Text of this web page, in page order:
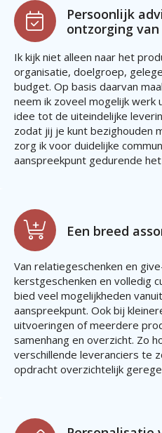
Persoonlijk
ontzorging
Ik kijk niet alleen naar het
organisatie, doelgroep,
budget. Op basis daarvan
neem ik zoveel mogelijk werk
idee tot de uiteindelijke
zodat jij je kunt bezighouden
zorg ik voor duidelijke
aanspreekpunt gedurende
Een breed
Van relatiegeschenken en
kerstgeschenken en volledig
bied veel mogelijkheden
aanspreekpunt. Ook bij
uitvoeringen of meerdere
samenhang en overzicht. Zo
verschillende leveranciers te
opdracht overzichtelijk